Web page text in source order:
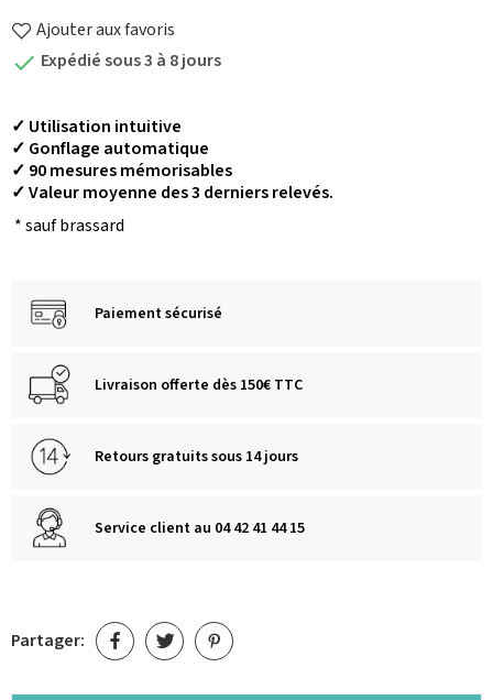
Ajouter aux favoris
 Expédié sous 3 à 8 jours
✓ Utilisation intuitive
✓ Gonflage automatique
✓ 90 mesures mémorisables
✓ Valeur moyenne des 3 derniers relevés.
* sauf brassard
Paiement sécurisé
Livraison offerte dès 150€ TTC
Retours gratuits sous 14 jours
Service client au 04 42 41 44 15
Partager: